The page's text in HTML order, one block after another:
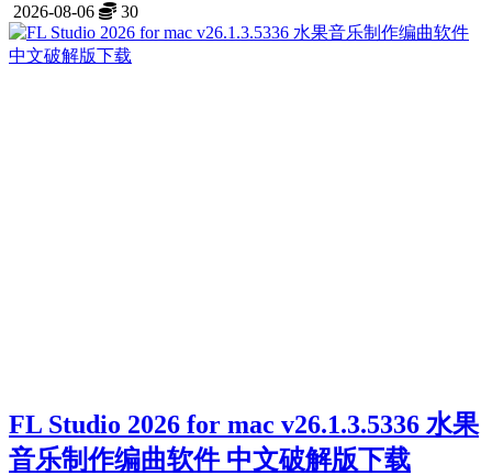
2026-08-06 30
FL Studio 2026 for mac v26.1.3.5336 水果
音乐制作编曲软件 中文破解版下载